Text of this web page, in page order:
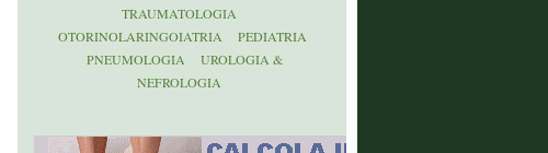
TRAUMATOLOGIA
OTORINOLARINGOIATRIA
PEDIATRIA
PNEUMOLOGIA
UROLOGIA &
NEFROLOGIA